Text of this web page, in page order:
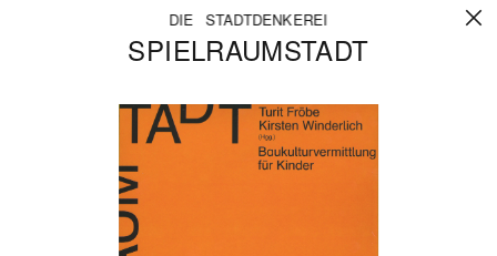
DIE STADTDENKEREI
SPIELRAUMSTADT